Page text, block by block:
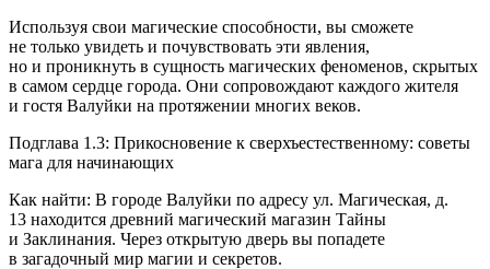
Используя свои магические способности, вы сможете
не только увидеть и почувствовать эти явления,
но и проникнуть в сущность магических феноменов, скрытых
в самом сердце города. Они сопровождают каждого жителя
и гостя Валуйки на протяжении многих веков.
Подглава 1.3: Прикосновение к сверхъестественному: советы
мага для начинающих
Как найти: В городе Валуйки по адресу ул. Магическая, д.
13 находится древний магический магазин Тайны
и Заклинания. Через открытую дверь вы попадете
в загадочный мир магии и секретов.